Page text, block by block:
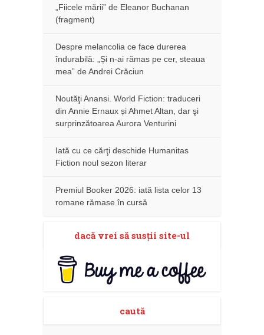
„Fiicele mării” de Eleanor Buchanan
(fragment)
Despre melancolia ce face durerea
îndurabilă: „Și n-ai rămas pe cer, steaua
mea” de Andrei Crăciun
Noutăţi Anansi. World Fiction: traduceri
din Annie Ernaux și Ahmet Altan, dar şi
surprinzătoarea Aurora Venturini
Iată cu ce cărţi deschide Humanitas
Fiction noul sezon literar
Premiul Booker 2026: iată lista celor 13
romane rămase în cursă
dacă vrei să susţii site-ul
caută